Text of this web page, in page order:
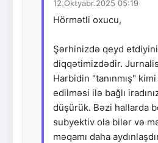
12.Oktyabr.2025 05:19
Hörmətli oxucu,
Şərhinizdə qeyd
diqqətimizdədir.
Harbidin "tanınmış"
edilməsi ilə bağlı
düşürük. Bəzi hallarda
subyektiv ola bilər və
məqamı daha